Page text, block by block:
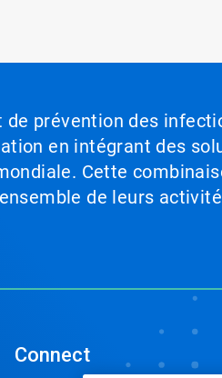
de prévention des
en intégrant des
Cette
de leurs
Connect